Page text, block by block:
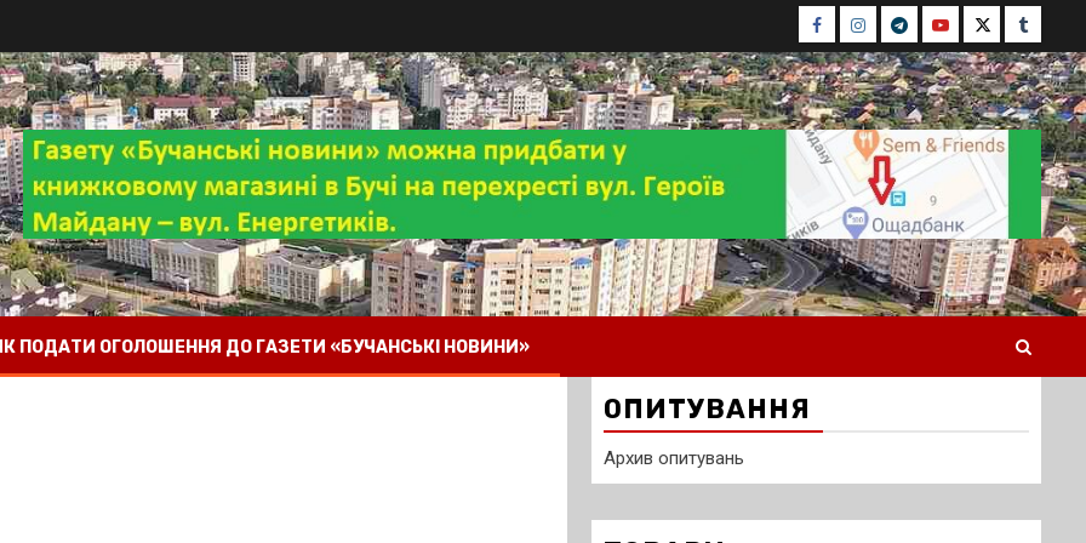
Facebook
Instagram
TelegramYoutubeTwitterTumblr
ПОДАТИ ОГОЛОШЕННЯ ДО ГАЗЕТИ «БУЧАНСЬКІ НОВИНИ»
ОПИТУВАННЯ
Архив опитувань